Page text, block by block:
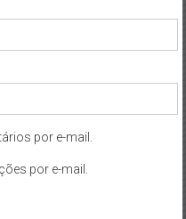
por e-mail.
por e-mail.